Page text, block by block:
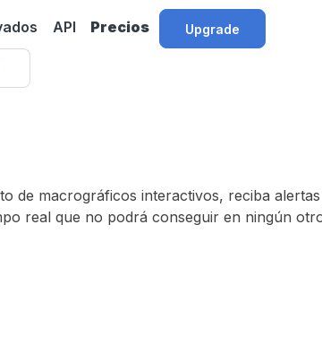
API Precios Upgrade
de macrográficos interactivos, reciba
real que no podrá conseguir en ningún